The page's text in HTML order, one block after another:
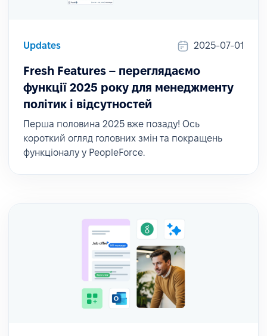
Updates 2025-07-01
Fresh Features – переглядаємо
функції 2025 року для менеджменту
політик і відсутностей
Перша половина 2025 вже позаду! Ось
короткий огляд головних змін та покращень
функціоналу у PeopleForce.